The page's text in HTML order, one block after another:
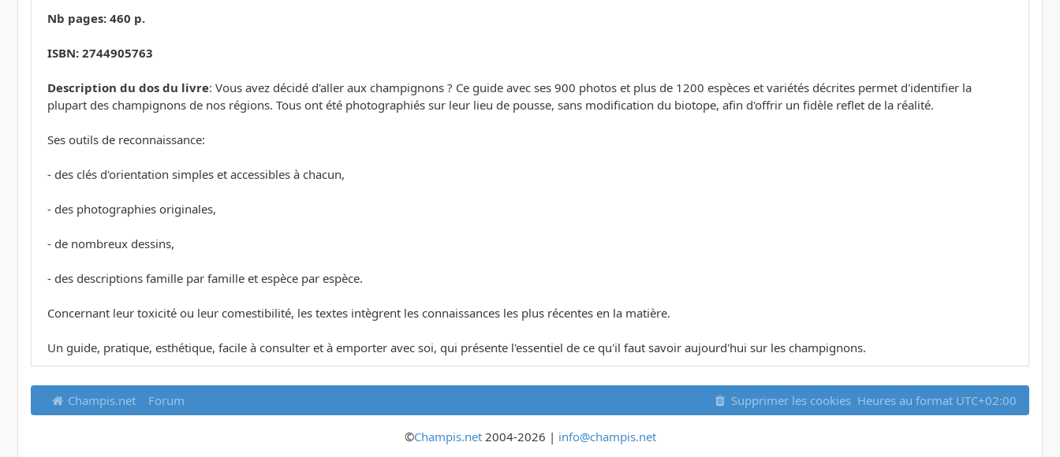
Nb pages: 460 p.
ISBN: 2744905763
Description du dos du livre: Vous avez décidé d'aller aux champignons ? Ce guide avec ses 900 photos et plus de 1200 espèces et variétés décrites permet d'identifier la
plupart des champignons de nos régions. Tous ont été photographiés sur leur lieu de pousse, sans modification du biotope, afin d'offrir un fidèle reflet de la réalité.
Ses outils de reconnaissance:
- des clés d'orientation simples et accessibles à chacun,
- des photographies originales,
- de nombreux dessins,
- des descriptions famille par famille et espèce par espèce.
Concernant leur toxicité ou leur comestibilité, les textes intègrent les connaissances les plus récentes en la matière.
Un guide, pratique, esthétique, facile à consulter et à emporter avec soi, qui présente l'essentiel de ce qu'il faut savoir aujourd'hui sur les champignons.
Champis.net Forum Supprimer les cookies Heures au format UTC+02:00
©Champis.net2004-2026 | info@champis.net